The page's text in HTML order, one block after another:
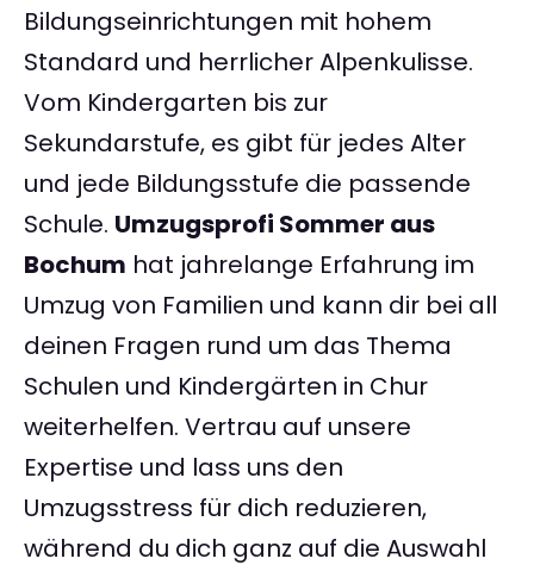
Bildungseinrichtungen mit hohem
Standard und herrlicher Alpenkulisse.
Vom Kindergarten bis zur
Sekundarstufe, es gibt für jedes Alter
und jede Bildungsstufe die passende
Schule. Umzugsprofi Sommer aus
Bochum hat jahrelange Erfahrung im
Umzug von Familien und kann dir bei all
deinen Fragen rund um das Thema
Schulen und Kindergärten in Chur
weiterhelfen. Vertrau auf unsere
Expertise und lass uns den
Umzugsstress für dich reduzieren,
während du dich ganz auf die Auswahl